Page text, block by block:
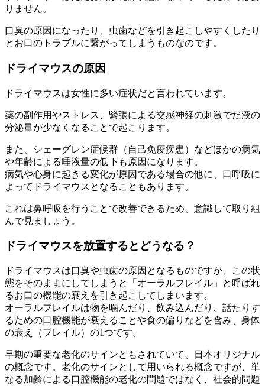
りません。
口臭の原因になったり、虫歯などを引き起こしやすくしたり
とお口のトラブルに繋がってしまうものなのです。
ドライマウスの原因
ドライマウスは女性に多い症状だと言われています。
薬の副作用やストレス、緊張による交感神経の刺激でだ液の
分泌量が少なくなることで起こります。
また、シェーグレン症候群（自己免疫疾患）などほかの病気
や年齢による唾液量の低下も原因になります。
病気や心身に起きる変化が原因である場合の他に、口呼吸に
よってドライマウスとなることもあります。
これは鼻呼吸を行うことで改善できるため、意識して取り組
んで見ましょう。
ドライマウスを放置するとどうなる？
ドライマウスは口臭や虫歯の原因となるものですが、この状
態をそのままにしてしまうと「オーラルフレイル」と呼ばれ
るお口の機能の衰えを引き起こしてしまいます。
オーラルフレイルは物を噛んだり、飲み込んだり、話たりす
るための口腔機能が衰えることや食の偏りなどを含み、身体
の衰え（フレイル）の1つです。
早期の重要な老化のサインともされていて、日本オリジナル
の概念です。老化のサインとして用いられる概念ですが、単
なる加齢による口腔機能の老化の問題ではなく、社会的問題